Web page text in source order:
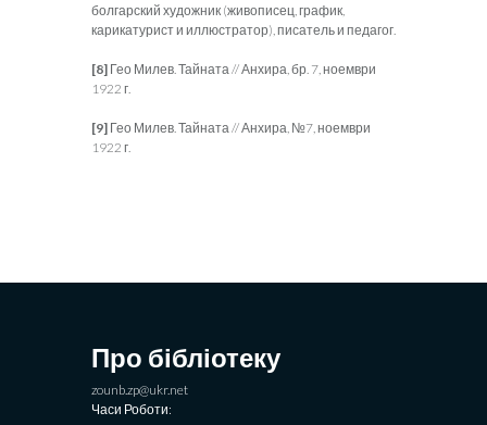
болгарский художник (живописец, график,
карикатурист и иллюстратор), писатель и педагог.
[8] Гео Милев. Тайната // Анхира, бр. 7, ноември
1922 г.
[9] Гео Милев. Тайната // Анхира, №7, ноември
1922 г.
Про бібліотеку
zounb.zp@ukr.net
Часи Роботи: